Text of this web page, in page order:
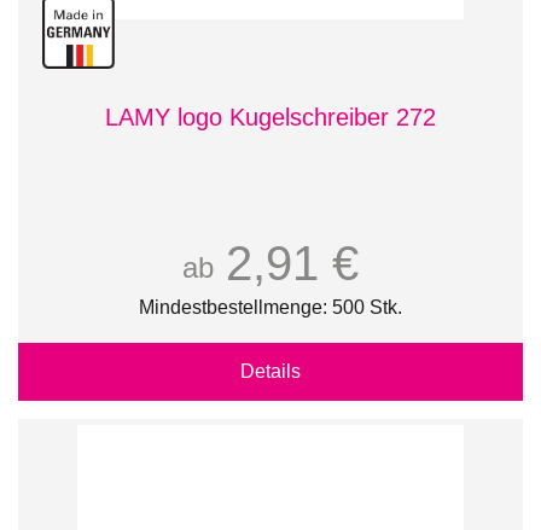
LAMY logo Kugelschreiber 272
ab 2,91 €
Mindestbestellmenge: 500 Stk.
Details